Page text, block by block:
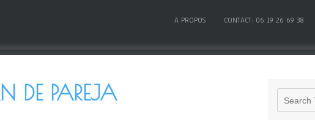
A PROPOS CONTACT: 06 19 26 69 38
DE PAREJA